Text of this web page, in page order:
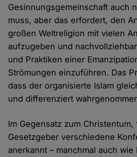
Gesinnungsgemeinschaft auch
muss, aber das erfordert, den
großen Weltreligion mit vielen
aufzugeben und
und Praktiken einer
Strömungen einzuführen. Das
dass der organisierte Islam
und differenziert
Im Gegensatz zum
Gesetzgeber verschiedene
anerkannt – manchmal auch